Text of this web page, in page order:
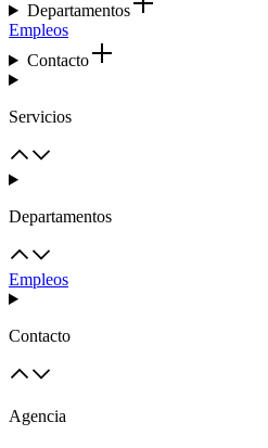
Departamentos
Empleos
Contacto
Servicios
Departamentos
Empleos
Contacto
Agencia